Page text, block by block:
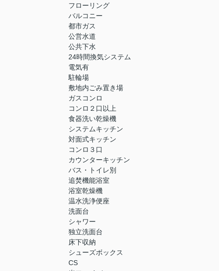
フローリング
バルコニー
都市ガス
公営水道
公共下水
24時間換気システム
電気有
駐輪場
敷地内ごみ置き場
ガスコンロ
コンロ２口以上
食器洗い乾燥機
システムキッチン
対面式キッチン
コンロ３口
カウンターキッチン
バス・トイレ別
追焚機能浴室
浴室乾燥機
温水洗浄便座
洗面台
シャワー
独立洗面台
床下収納
シューズボックス
CS